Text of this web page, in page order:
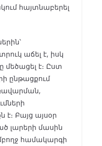
հայտնաբերել
աճել է, իսկ
մեծացել է։ Ըստ
ընթացքում
Բայց այսօր
լարերի մասին
համակարգի